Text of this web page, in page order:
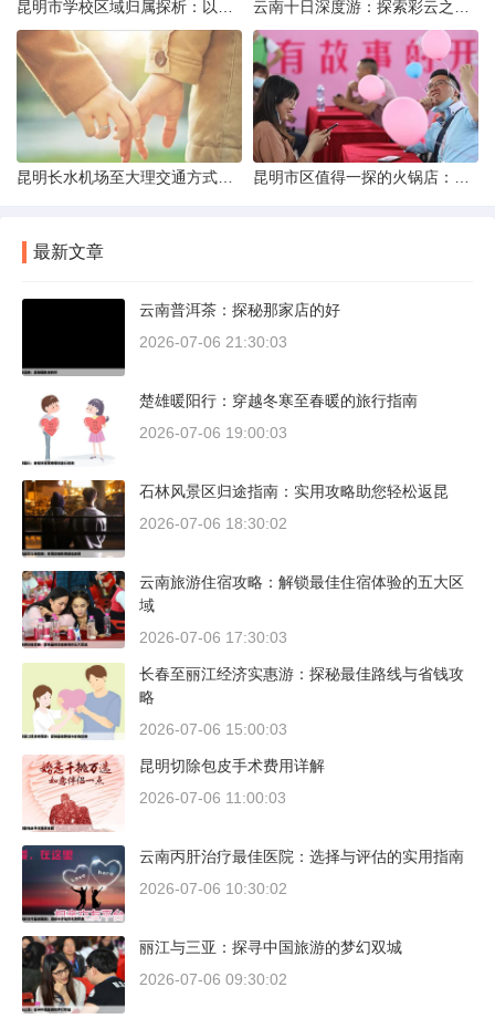
最新文章
云南普洱茶：探秘那家店的好
2026-07-06 21:30:03
楚雄暖阳行：穿越冬寒至春暖的旅行指南
2026-07-06 19:00:03
石林风景区归途指南：实用攻略助您轻松返昆
2026-07-06 18:30:02
云南旅游住宿攻略：解锁最佳住宿体验的五大区
域
2026-07-06 17:30:03
长春至丽江经济实惠游：探秘最佳路线与省钱攻
略
2026-07-06 15:00:03
昆明切除包皮手术费用详解
2026-07-06 11:00:03
云南丙肝治疗最佳医院：选择与评估的实用指南
2026-07-06 10:30:02
丽江与三亚：探寻中国旅游的梦幻双城
2026-07-06 09:30:02